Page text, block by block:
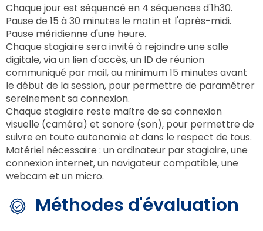
Chaque jour est séquencé en 4 séquences d'1h30.
Pause de 15 à 30 minutes le matin et l'après-midi.
Pause méridienne d'une heure.
Chaque stagiaire sera invité à rejoindre une salle
digitale, via un lien d'accès, un ID de réunion
communiqué par mail, au minimum 15 minutes avant
le début de la session, pour permettre de paramétrer
sereinement sa connexion.
Chaque stagiaire reste maître de sa connexion
visuelle (caméra) et sonore (son), pour permettre de
suivre en toute autonomie et dans le respect de tous.
Matériel nécessaire : un ordinateur par stagiaire, une
connexion internet, un navigateur compatible, une
webcam et un micro.
Méthodes d'évaluation